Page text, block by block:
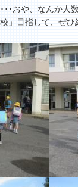
･おや、なんか人
目指して、ぜひ